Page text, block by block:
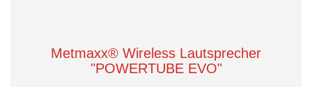
Metmaxx® Wireless Lautsprecher
"POWERTUBE EVO"